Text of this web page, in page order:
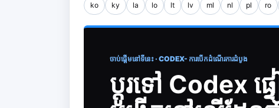
ko ky la lo lt lv ml nl pl ro
ចាប់ផ្តើមនៅទីនេះ · CODEX- ការបើកដំណើរការដំបូង
ប្តូរទៅ Codex ផ្ទ